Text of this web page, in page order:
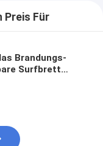
Preis Für
Brandungs-
Surfbrett